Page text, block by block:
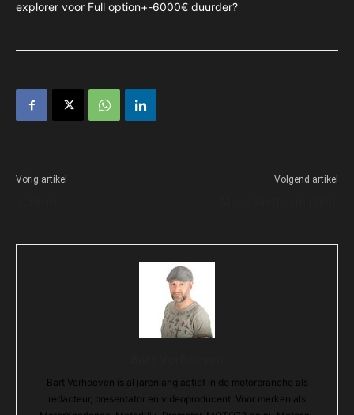
explorer voor Full option+-6000€ duurder?
Vorig artikel Volgend artikel
Bart Verhoeven is al jarenlang actief in de motorbranche als
redacteur, presentator en videoproducent. Voor merken als